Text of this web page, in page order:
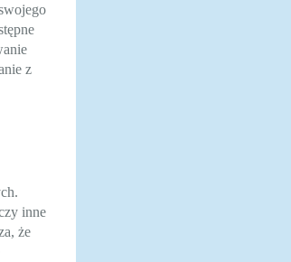
z
inne
że